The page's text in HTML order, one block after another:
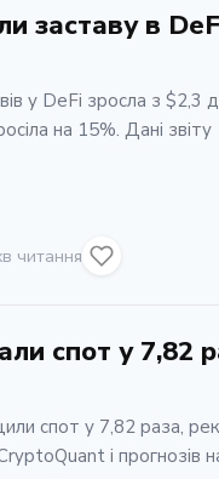
заставу в
у DeFi зросла з $2,3
на 15%. Дані звіту
читання
спот у 7,82
спот у 7,82 раза,
і прогнозів